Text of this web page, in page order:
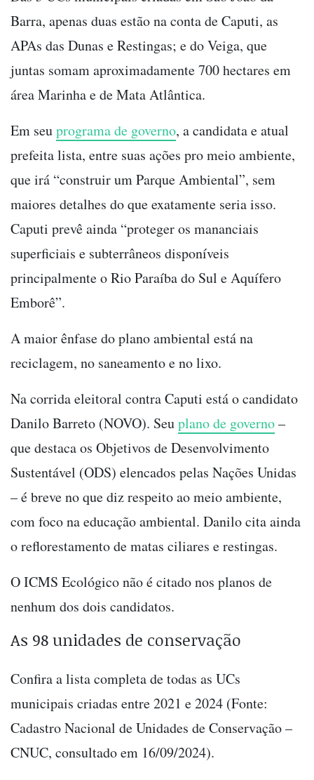
Barra, apenas duas estão na conta de Caputi, as
APAs das Dunas e Restingas; e do Veiga, que
juntas somam aproximadamente 700 hectares em
área Marinha e de Mata Atlântica.
Em seuprograma de governo, a candidata e atual
prefeita lista, entre suas ações pro meio ambiente,
que irá “construir um Parque Ambiental”, sem
maiores detalhes do que exatamente seria isso.
Caputi prevê ainda “proteger os mananciais
superficiais e subterrâneos disponíveis
principalmente o Rio Paraíba do Sul e Aquífero
Emborê”.
A maior ênfase do plano ambiental está na
reciclagem, no saneamento e no lixo.
Na corrida eleitoral contra Caputi está o candidato
Danilo Barreto (NOVO). Seuplano de governo–
que destaca os Objetivos de Desenvolvimento
Sustentável (ODS) elencados pelas Nações Unidas
– é breve no que diz respeito ao meio ambiente,
com foco na educação ambiental. Danilo cita ainda
o reflorestamento de matas ciliares e restingas.
O ICMS Ecológico não é citado nos planos de
nenhum dos dois candidatos.
As 98 unidades de conservação
Confira a lista completa de todas as UCs
municipais criadas entre 2021 e 2024 (Fonte:
Cadastro Nacional de Unidades de Conservação –
CNUC, consultado em 16/09/2024).